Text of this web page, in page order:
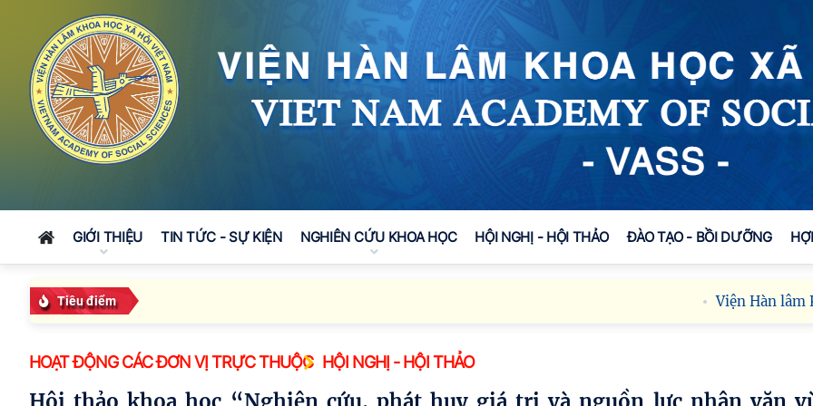
GIỚI THIỆU TIN TỨC - SỰ KIỆN NGHIÊN CỨU KHOA HỌC HỘI NGHỊ - HỘI THẢO ĐÀO TẠO - BỒI DƯỠNG
Tiêu điểm Viện Hàn lâm Khoa
HOẠT ĐỘNG CÁC ĐƠN VỊ TRỰC THUỘC HỘI NGHỊ - HỘI THẢO